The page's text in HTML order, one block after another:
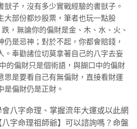
子，沒有多少實戰經驗的書獃子。
大部份都炒股票，筆者也玩一點股
，無論你的偏財是金、木、水、火、
仍是忌神；對於不起，你都會賠錢，
。奉勸諸位切莫拿著自己的八字去妄
的偏財只是個術語，與餬口中的偏財
思是要看自己有無偏財，直接看財運
是偏財仍是正財。
八字命理、掌握流年大運或以此網
字命理祖師爺】可以諮詢嗎？命盤